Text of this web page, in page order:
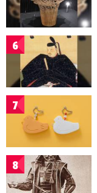
6
7
8